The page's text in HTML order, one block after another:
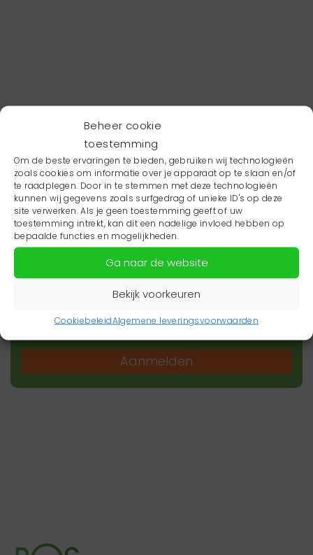
Beheer cookie
toestemming
Om de beste ervaringen te bieden, gebruiken wij technologieën
zoals cookies om informatie over je apparaat op te slaan en/of
te raadplegen. Door in te stemmen met deze technologieën
kunnen wij gegevens zoals surfgedrag of unieke ID's op deze
site verwerken. Als je geen toestemming geeft of uw
toestemming intrekt, kan dit een nadelige invloed hebben op
bepaalde functies en mogelijkheden.
Ga naar de website
Bekijk voorkeuren
CookiebeleidAlgemene leveringsvoorwaarden
Wil je niets missen?
Wil je op de hoogte blijven van het laatste
zorgnieuws in jouw regio? Schrijf je dan in voor
onze nieuwsbrief.
Aanmelden